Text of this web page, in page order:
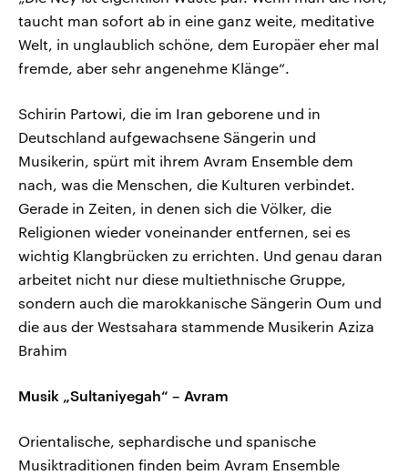
taucht man sofort ab in eine ganz weite, meditative
Welt, in unglaublich schöne, dem Europäer eher mal
fremde, aber sehr angenehme Klänge“.
Schirin Partowi, die im Iran geborene und in
Deutschland aufgewachsene Sängerin und
Musikerin, spürt mit ihrem Avram Ensemble dem
nach, was die Menschen, die Kulturen verbindet.
Gerade in Zeiten, in denen sich die Völker, die
Religionen wieder voneinander entfernen, sei es
wichtig Klangbrücken zu errichten. Und genau daran
arbeitet nicht nur diese multiethnische Gruppe,
sondern auch die marokkanische Sängerin Oum und
die aus der Westsahara stammende Musikerin Aziza
Brahim
Musik „Sultaniyegah“ – Avram
Orientalische, sephardische und spanische
Musiktraditionen finden beim Avram Ensemble